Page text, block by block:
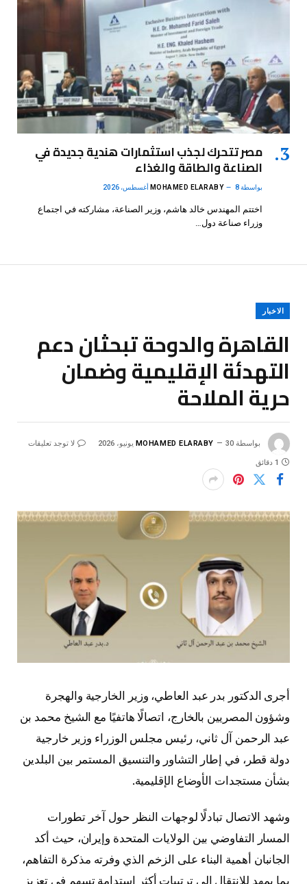
مصر تتحرك لجذب استثمارات هندية جديدة في
الصناعة والطاقة والغذاء
بواسطة MOHAMED ELARABY 8 أغسطس، 2026
اختتم المهندس خالد هاشم، وزير الصناعة، مشاركته في اجتماع
وزراء صناعة دول…
الاخبار
القاهرة والدوحة تبحثان دعم
التهدئة الإقليمية وضمان
حرية الملاحة
بواسطة MOHAMED ELARABY 30 يونيو، 2026 لا توجد تعليقات
1 دقائق
أجرى الدكتور بدر عبد العاطي، وزير الخارجية والهجرة
وشؤون المصريين بالخارج، اتصالًا هاتفيًا مع الشيخ محمد بن
عبد الرحمن آل ثاني، رئيس مجلس الوزراء وزير خارجية
دولة قطر، في إطار التشاور والتنسيق المستمر بين البلدين
بشأن مستجدات الأوضاع الإقليمية.
وشهد الاتصال تبادلًا لوجهات النظر حول آخر تطورات
المسار التفاوضي بين الولايات المتحدة وإيران، حيث أكد
الجانبان أهمية البناء على الزخم الذي وفرته مذكرة التفاهم،
بما يمهد للانتقال إلى ترتيبات أكثر استدامة تسهم في تعزيز